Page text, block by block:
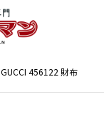
GUCCI 456122 財布